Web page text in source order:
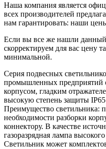
Наша компания является
всех производителей
нам гарантировать: наши
Если вы все же нашли
скорректируем для вас цену
минимальной.
Серия подвесных
промышленных
корпусом, гладким
высокую степень защиты
Преимущество светильника:
необходимости разборки
коннектору. В качестве
газоразрядная лампа
Светильник может